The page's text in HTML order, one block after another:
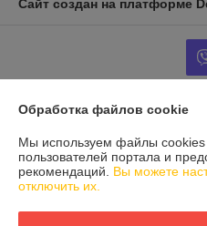
Сайт создан на платформе
Юридическое лицо:УП "КФ "Шлях"
213829, РБ, Могилевская обл.,
пом.20
Регистрационный номер ЕГР:
Обработка файлов cookie
Мы используем файлы cookies
пользователей портала и
рекомендаций. Вы можете
отключить их.